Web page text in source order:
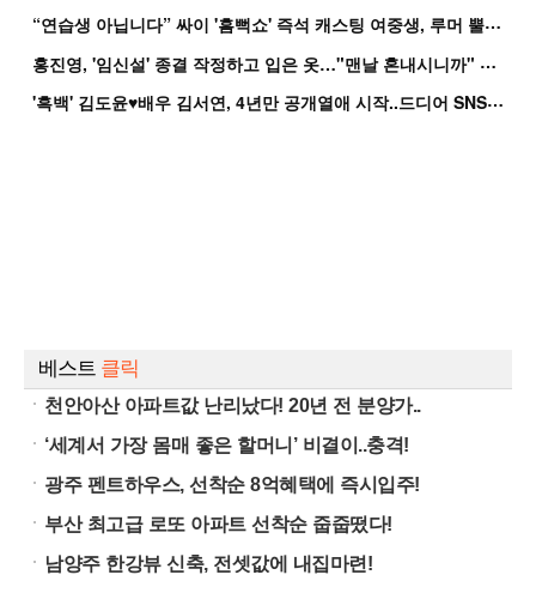
“
연습생 아닙니다” 싸이 '흠뻑쇼' 즉석 캐스팅 여중생, 루머 뿔났다[Oh!쎈 이...
홍
진영, '임신설' 종결 작정하고 입은 옷…"맨날 혼내시니까" 억울
'
흑백' 김도윤♥배우 김서연, 4년만 공개열애 시작..드디어 SNS에 노출 [핫피...